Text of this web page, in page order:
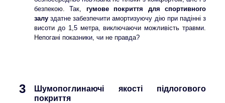
безпекою. Так, гумове покриття для спортивного
залу здатне забезпечити амортизуючу дію при падінні з
висоти до 1,5 метра, виключаючи можливість травми.
Непогані показники, чи не правда?
3
Шумопоглинаючі якості підлогового
покриття